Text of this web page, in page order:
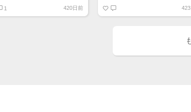
号7932 ニッピ
1 420日前